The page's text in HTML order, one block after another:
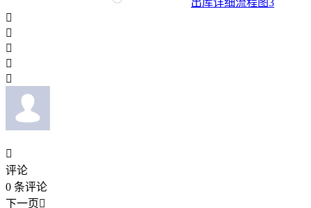






评论
0 条评论
下一页